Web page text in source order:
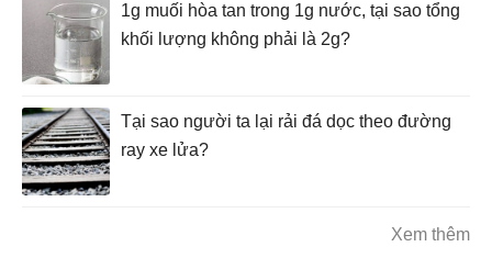
1g muối hòa tan trong 1g nước, tại sao tổng
khối lượng không phải là 2g?
Tại sao người ta lại rải đá dọc theo đường
ray xe lửa?
Xem thêm